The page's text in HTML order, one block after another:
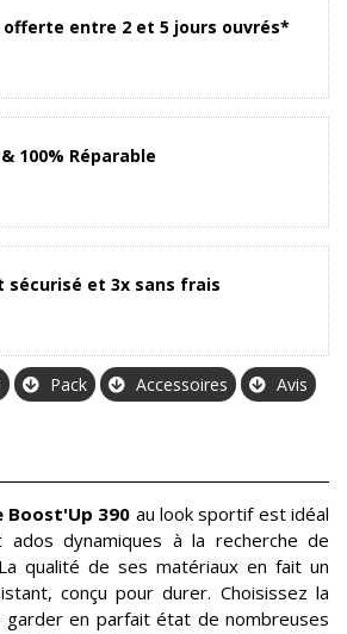
offerte entre 2 et 5 jours ouvrés*
100% Réparable
sécurisé et 3x sans frais
Pack Accessoires Avis
Boost'Up 390 au look sportif est idéal
dynamiques à la recherche de
qualité de ses matériaux en fait un
conçu pour durer. Choisissez la
garder en parfait état de nombreuses